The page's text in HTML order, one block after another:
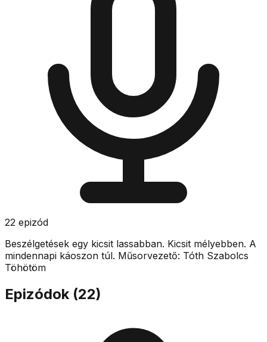
22 epizód
Beszélgetések egy kicsit lassabban. Kicsit mélyebben. A
mindennapi káoszon túl. Műsorvezető: Tóth Szabolcs
Töhötöm
Epizódok (22)